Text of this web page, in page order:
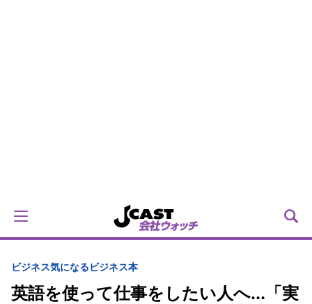
ビジネス気になるビジネス本
英語を使って仕事をしたい人へ...「実